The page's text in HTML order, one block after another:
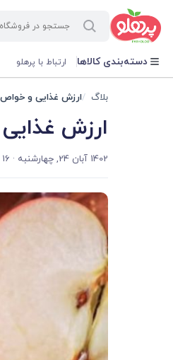
دسته‌بندی کالاها ارتباط با پرهلو
بلاگ ارزش غذایی و
ارزش
1402 آبان 24, چهارشنبه · 16 دقیقه مطالعه